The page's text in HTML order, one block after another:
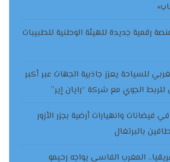
رقمية جديدة للهيئة الوطنية للطبيبات
للسياحة يعزز جاذبية الجهات عبر أكبر
الجوي مع شركة “رايان إير”
فيضانات وانهيارات أرضية بجزر الأزور
بالبرتغال
المغرب الفاسي يواجه رحيمو